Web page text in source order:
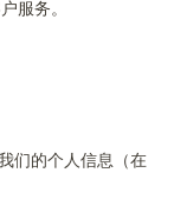
服务。
们的个人信息（在